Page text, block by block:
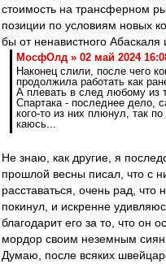
стоимость на трансферном
позиции по условиям новых
бы от ненавистного Абаскаля
МосфОлд » 02 май 2024
Наконец слили, после чего
продолжила работать как
А плевать в след любому из
Спартака - последнее дело,
кого-то из них плюнул, так
каюсь...
Не знаю, как другие, я
прошлой весны писал, что с
расставаться, очень рад, что
покинул, и искренне
благодарит его за то, что он
мордор своим неземным
Думаю, после всяких